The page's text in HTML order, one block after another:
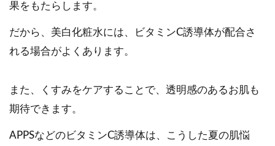
果をもたらします。
だから、美白化粧水には、ビタミンC誘導体が配合さ
れる場合がよくあります。
また、くすみをケアすることで、透明感のあるお肌も
期待できます。
APPSなどのビタミンC誘導体は、こうした夏の肌悩